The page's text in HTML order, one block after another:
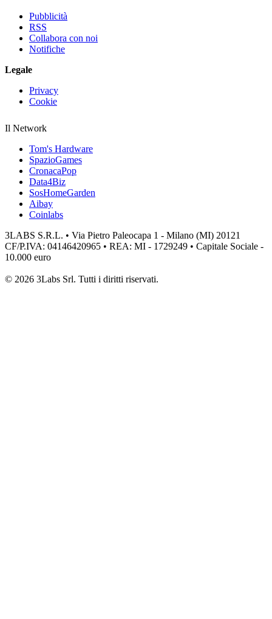
Pubblicità
RSS
Collabora con noi
Notifiche
Legale
Privacy
Cookie
Il Network
Tom's Hardware
SpazioGames
CronacaPop
Data4Biz
SosHomeGarden
Aibay
Coinlabs
3LABS S.R.L. • Via Pietro Paleocapa 1 - Milano (MI) 20121
CF/P.IVA: 04146420965 • REA: MI - 1729249 • Capitale Sociale -
10.000 euro
© 2026 3Labs Srl. Tutti i diritti riservati.